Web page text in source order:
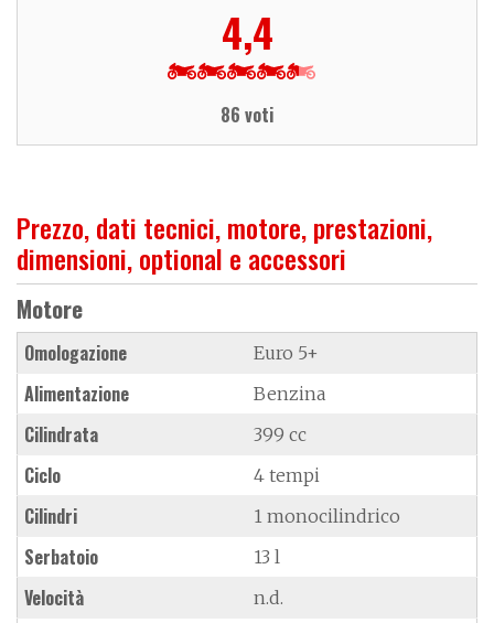
4,4
86 voti
Prezzo, dati tecnici, motore, prestazioni,
dimensioni, optional e accessori
Motore
Omologazione Euro 5+
Alimentazione Benzina
Cilindrata 399 cc
Ciclo 4 tempi
Cilindri 1 monocilindrico
Serbatoio 13 l
Velocità n.d.